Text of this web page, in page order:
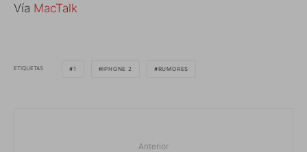
Vía MacTalk
ETIQUETAS 1 IPHONE 2 RUMORES
Anterior